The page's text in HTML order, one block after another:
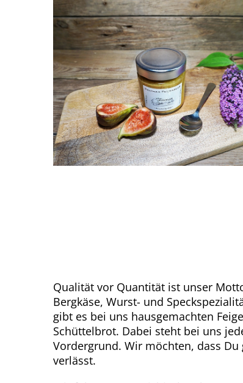
Qualität vor Quantität ist unser
Bergkäse, Wurst- und
gibt es bei uns hausgemachten
Schüttelbrot. Dabei steht bei uns
Vordergrund. Wir möchten, dass
verlässt.